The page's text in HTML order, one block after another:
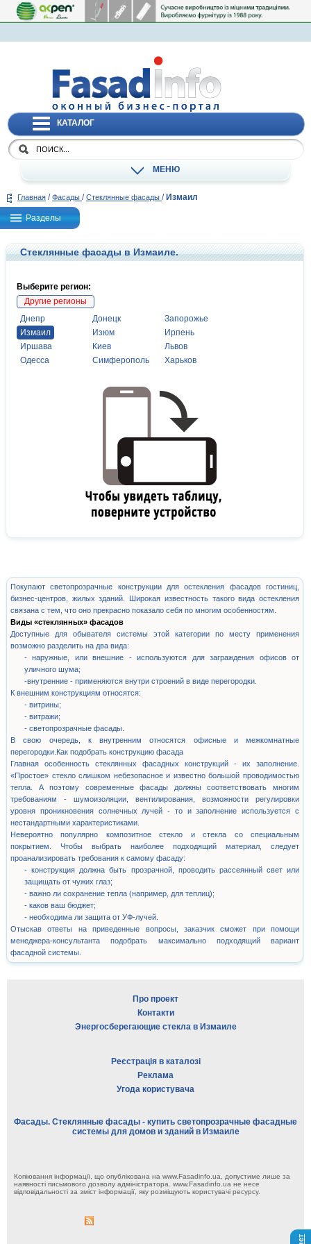
КАТАЛОГ
МЕНЮ
Главная / Фасады / Стеклянные фасады / Измаил
Разделы
Стеклянные фасады в Измаиле.
Выберите регион:
Другие регионы
Днепр
Донецк
Запорожье
Измаил
Изюм
Ирпень
Иршава
Киев
Львов
Одесса
Симферополь Харьков
Покупают светопрозрачные конструкции для остекления фасадов гостиниц,
бизнес-центров, жилых зданий. Широкая известность такого вида остекления
связана с тем, что оно прекрасно показало себя по многим особенностям.
Виды «стеклянных» фасадов
Доступные для обывателя системы этой категории по месту применения
возможно разделить на два вида:
- наружные, или внешние - используются для заграждения офисов от
уличного шума;
-внутренние - применяются внутри строений в виде перегородки.
К внешним конструкциям относятся:
- витрины;
- витражи;
- светопрозрачные фасады.
В свою очередь, к внутренним относятся офисные и межкомнатные
перегородки.Как подобрать конструкцию фасада
Главная особенность стеклянных фасадных конструкций - их заполнение.
«Простое» стекло слишком небезопасное и известно большой проводимостью
тепла. А поэтому современные фасады должны соответствовать многим
требованиям - шумоизоляции, вентилирования, возможности регулировки
уровня проникновения солнечных лучей - то и заполнение используется с
нестандартными характеристиками.
Невероятно популярно композитное стекло и стекла со специальным
покрытием. Чтобы выбрать наиболее подходящий материал, следует
проанализировать требования к самому фасаду:
- конструкция должна быть прозрачной, проводить рассеянный свет или
защищать от чужих глаз;
- важно ли сохранение тепла (например, для теплиц);
- каков ваш бюджет;
- необходима ли защита от УФ-лучей.
Отыскав ответы на приведенные вопросы, заказчик сможет при помощи
менеджера-консультанта подобрать максимально подходящий вариант
фасадной системы.
Про проект
Контакти
Энергосберегающие стекла в Измаиле
Реєстрація в каталозі
Реклама
Угода користувача
Фасады. Стеклянные фасады - купить светопрозрачные фасадные
системы для домов и зданий в Измаиле
Копіювання інформації, що опублікована на www.Fasadinfo.ua, допустиме лише за
наявності письмового дозволу адміністратора. www.Fasadinfo.ua не несе
відповідальності за зміст інформації, яку розміщують користувачі ресурсу.